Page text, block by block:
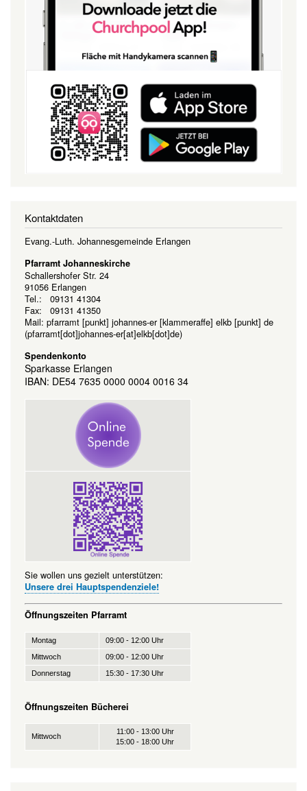
Kontaktdaten
Evang.-Luth. Johannesgemeinde Erlangen
Pfarramt Johanneskirche
Schallershofer Str. 24
91056 Erlangen
Tel.: 09131 41304
Fax: 09131 41350
Mail: pfarramt [punkt] johannes-er [klammeraffe] elkb [punkt] de
(pfarramt[dot]johannes-er[at]elkb[dot]de)
Spendenkonto
Sparkasse Erlangen
IBAN: DE54 7635 0000 0004 0016 34
Sie wollen uns gezielt unterstützen:
Unsere drei Hauptspendenziele!
Öffnungszeiten Pfarramt
Montag
09:00 - 12:00 Uhr
Mittwoch
09:00 - 12:00 Uhr
Donnerstag
15:30 - 17:30 Uhr
Öffnungszeiten Bücherei
Mittwoch
11:00 - 13:00 Uhr
15:00 - 18:00 Uhr